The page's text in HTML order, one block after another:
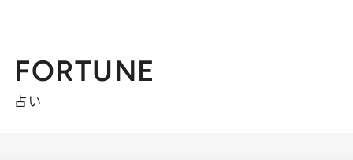
FORTUNE
占い